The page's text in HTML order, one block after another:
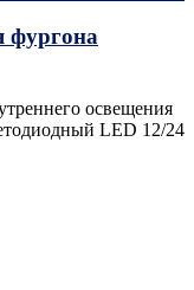
фургона
освещения
LED 12/24